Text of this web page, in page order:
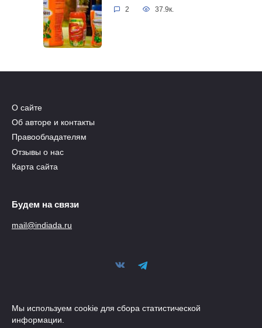
2 37.9к.
О сайте
Об авторе и контакты
Правообладателям
Отзывы о нас
Карта сайта
Будем на связи
mail@indiada.ru
Мы используем cookie для сбора статистической
информации.